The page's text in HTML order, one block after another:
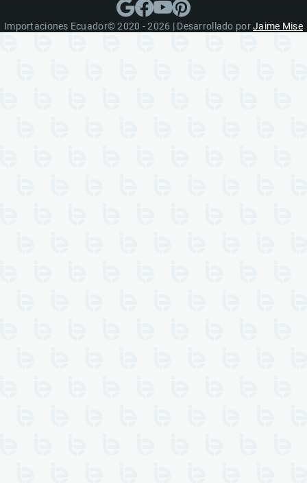
Importaciones Ecuador© 2020 - 2026 | Desarrollado porJaime Mise